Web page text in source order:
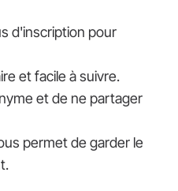
d'inscription pour
et facile à suivre.
et de ne partager
permet de garder le